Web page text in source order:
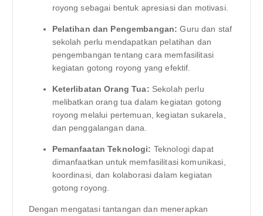
royong sebagai bentuk apresiasi dan motivasi.
Pelatihan dan Pengembangan: Guru dan staf
sekolah perlu mendapatkan pelatihan dan
pengembangan tentang cara memfasilitasi
kegiatan gotong royong yang efektif.
Keterlibatan Orang Tua: Sekolah perlu
melibatkan orang tua dalam kegiatan gotong
royong melalui pertemuan, kegiatan sukarela,
dan penggalangan dana.
Pemanfaatan Teknologi: Teknologi dapat
dimanfaatkan untuk memfasilitasi komunikasi,
koordinasi, dan kolaborasi dalam kegiatan
gotong royong.
Dengan mengatasi tantangan dan menerapkan